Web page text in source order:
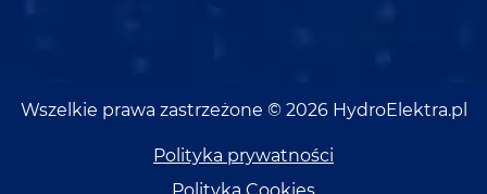
Wszelkie prawa zastrzeżone © 2026 HydroElektra.pl
Polityka prywatności